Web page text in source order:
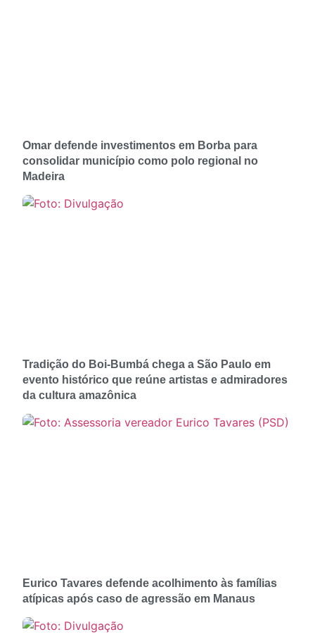
Omar defende investimentos em Borba para
consolidar município como polo regional no
Madeira
Tradição do Boi-Bumbá chega a São Paulo em
evento histórico que reúne artistas e admiradores
da cultura amazônica
Eurico Tavares defende acolhimento às famílias
atípicas após caso de agressão em Manaus